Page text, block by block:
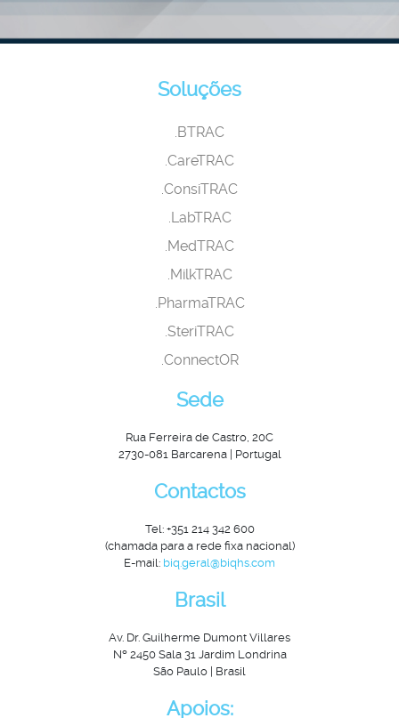
Soluções
.BTRAC
.CareTRAC
.ConsiTRAC
.LabTRAC
.MedTRAC
.MilkTRAC
.PharmaTRAC
.SteriTRAC
.ConnectOR
Sede
Rua Ferreira de Castro, 20C
2730-081 Barcarena | Portugal
Contactos
Tel: +351 214 342 600
(chamada para a rede fixa nacional)
E-mail: biq.geral@biqhs.com
Brasil
Av. Dr. Guilherme Dumont Villares
Nº 2450 Sala 31 Jardim Londrina
São Paulo | Brasil
Apoios: